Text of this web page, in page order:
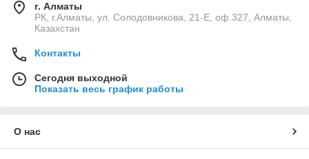
г. Алматы
РК, г.Алматы, ул. Солодовникова, 21-Е, оф.327, Алматы,
Казахстан
Контакты
Сегодня выходной
Показать весь график работы
О нас